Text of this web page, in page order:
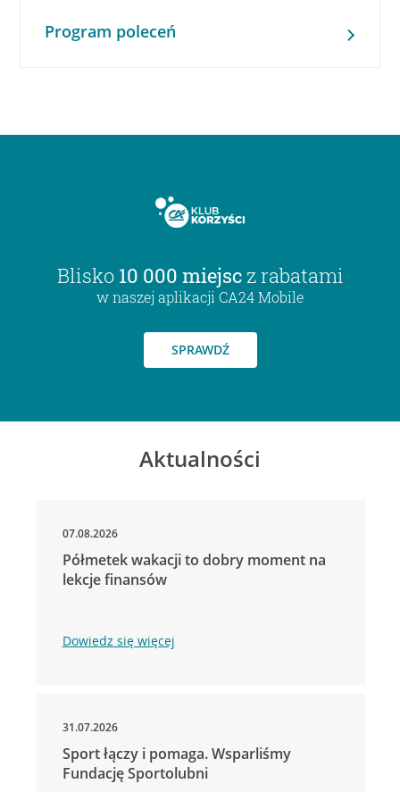
Program poleceń
Blisko 10 000 miejsc z rabatami
w naszej aplikacji CA24 Mobile
SPRAWDŹ
Aktualności
07.08.2026
Półmetek wakacji to dobry moment na
lekcje finansów
Dowiedz się więcej
31.07.2026
Sport łączy i pomaga. Wsparliśmy
Fundację Sportolubni